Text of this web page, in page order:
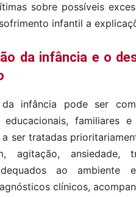
sobre possíveis
infantil a
da infância e o
infância pode ser
educacionais, familiares
a ser tratadas
agitação, ansiedade,
ao ambiente
clínicos,